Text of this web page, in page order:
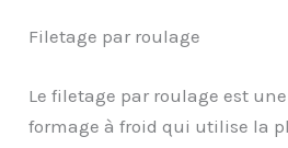
Filetage par roulage
Le filetage par roulage est
formage à froid qui utilise la